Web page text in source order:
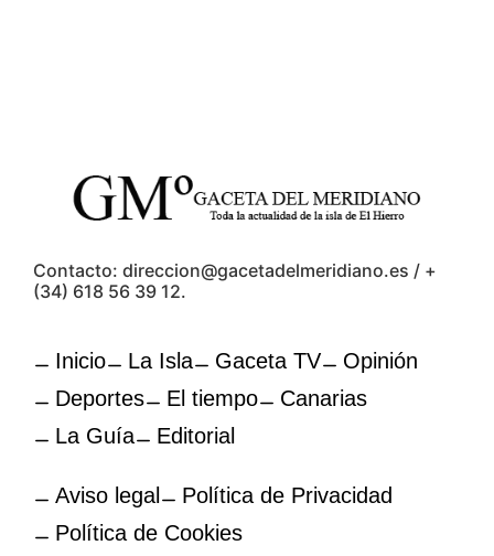
Contacto: direccion@gacetadelmeridiano.es / +
(34) 618 56 39 12.
Inicio La Isla Gaceta TV
Opinión
Deportes
El tiempo
Canarias
La Guía
Editorial
Aviso legal
Política de Privacidad
Política de Cookies